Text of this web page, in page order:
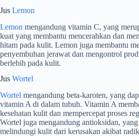
Jus Lemon
Lemon mengandung vitamin C, yang
kuat yang membantu mencerahkan dan
hitam pada kulit. Lemon juga membantu
penyembuhan jerawat dan mengontrol
berlebih pada kulit.
Jus Wortel
Wortel mengandung beta-karoten, yang
vitamin A di dalam tubuh. Vitamin A
kesehatan kulit dan mempercepat proses
Wortel juga mengandung antioksidan,
melindungi kulit dari kerusakan akibat